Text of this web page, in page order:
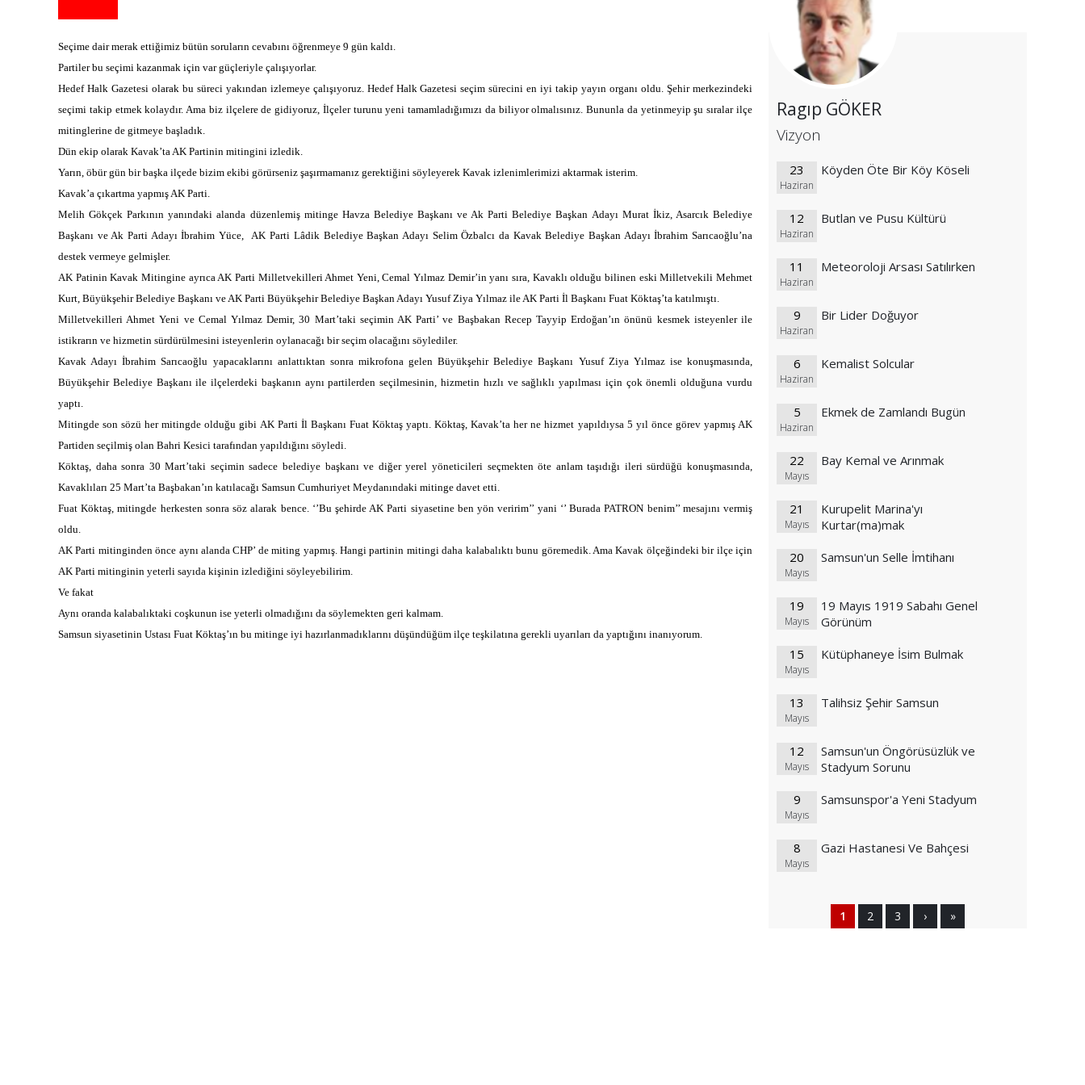
Seçime dair merak ettiğimiz bütün soruların cevabını öğrenmeye 9 gün kaldı.
Partiler bu seçimi kazanmak için var güçleriyle çalışıyorlar.
Hedef Halk Gazetesi olarak bu süreci yakından izlemeye çalışıyoruz. Hedef Halk Gazetesi seçim sürecini en iyi takip yayın organı oldu. Şehir merkezindeki
seçimi takip etmek kolaydır. Ama biz ilçelere de gidiyoruz, İlçeler turunu yeni tamamladığımızı da biliyor olmalısınız. Bununla da yetinmeyip şu sıralar ilçe
mitinglerine de gitmeye başladık.
Dün ekip olarak Kavak’ta AK Partinin mitingini izledik.
Yarın, öbür gün bir başka ilçede bizim ekibi görürseniz şaşırmamanız gerektiğini söyleyerek Kavak izlenimlerimizi aktarmak isterim.
Kavak’a çıkartma yapmış AK Parti.
Melih Gökçek Parkının yanındaki alanda düzenlemiş mitinge Havza Belediye Başkanı ve Ak Parti Belediye Başkan Adayı Murat İkiz, Asarcık Belediye
Başkanı ve Ak Parti Adayı İbrahim Yüce, AK Parti Lâdik Belediye Başkan Adayı Selim Özbalcı da Kavak Belediye Başkan Adayı İbrahim Sarıcaoğlu’na
destek vermeye gelmişler.
AK Patinin Kavak Mitingine ayrıca AK Parti Milletvekilleri Ahmet Yeni, Cemal Yılmaz Demir’in yanı sıra, Kavaklı olduğu bilinen eski Milletvekili Mehmet
Kurt, Büyükşehir Belediye Başkanı ve AK Parti Büyükşehir Belediye Başkan Adayı Yusuf Ziya Yılmaz ile AK Parti İl Başkanı Fuat Köktaş’ta katılmıştı.
Milletvekilleri Ahmet Yeni ve Cemal Yılmaz Demir, 30 Mart’taki seçimin AK Parti’ ve Başbakan Recep Tayyip Erdoğan’ın önünü kesmek isteyenler ile
istikrarın ve hizmetin sürdürülmesini isteyenlerin oylanacağı bir seçim olacağını söylediler.
Kavak Adayı İbrahim Sarıcaoğlu yapacaklarını anlattıktan sonra mikrofona gelen Büyükşehir Belediye Başkanı Yusuf Ziya Yılmaz ise konuşmasında,
Büyükşehir Belediye Başkanı ile ilçelerdeki başkanın aynı partilerden seçilmesinin, hizmetin hızlı ve sağlıklı yapılması için çok önemli olduğuna vurdu
yaptı.
Mitingde son sözü her mitingde olduğu gibi AK Parti İl Başkanı Fuat Köktaş yaptı. Köktaş, Kavak’ta her ne hizmet yapıldıysa 5 yıl önce görev yapmış AK
Partiden seçilmiş olan Bahri Kesici tarafından yapıldığını söyledi.
Köktaş, daha sonra 30 Mart’taki seçimin sadece belediye başkanı ve diğer yerel yöneticileri seçmekten öte anlam taşıdığı ileri sürdüğü konuşmasında,
Kavaklıları 25 Mart’ta Başbakan’ın katılacağı Samsun Cumhuriyet Meydanındaki mitinge davet etti.
Fuat Köktaş, mitingde herkesten sonra söz alarak bence. ‘’Bu şehirde AK Parti siyasetine ben yön veririm’’ yani ‘’ Burada PATRON benim’’ mesajını vermiş
oldu.
AK Parti mitinginden önce aynı alanda CHP’ de miting yapmış. Hangi partinin mitingi daha kalabalıktı bunu göremedik. Ama Kavak ölçeğindeki bir ilçe için
AK Parti mitinginin yeterli sayıda kişinin izlediğini söyleyebilirim.
Ve fakat
Aynı oranda kalabalıktaki coşkunun ise yeterli olmadığını da söylemekten geri kalmam.
Samsun siyasetinin Ustası Fuat Köktaş’ın bu mitinge iyi hazırlanmadıklarını düşündüğüm ilçe teşkilatına gerekli uyarıları da yaptığını inanıyorum.
Ragıp GÖKER
Vizyon
23
Haziran
Köyden Öte Bir Köy Köseli
12
Haziran
Butlan ve Pusu Kültürü
11
Haziran
Meteoroloji Arsası Satılırken
9
Haziran
Bir Lider Doğuyor
6
Haziran
Kemalist Solcular
5
Haziran
Ekmek de Zamlandı Bugün
22
Mayıs
Bay Kemal ve Arınmak
21
Mayıs
Kurupelit Marina'yı
Kurtar(ma)mak
20
Mayıs
Samsun'un Selle İmtihanı
19
Mayıs
19 Mayıs 1919 Sabahı Genel
Görünüm
15
Mayıs
Kütüphaneye İsim Bulmak
13
Mayıs
Talihsiz Şehir Samsun
12
Mayıs
Samsun'un Öngörüsüzlük ve
Stadyum Sorunu
9
Mayıs
Samsunspor'a Yeni Stadyum
8
Mayıs
Gazi Hastanesi Ve Bahçesi
1 2 3 › »